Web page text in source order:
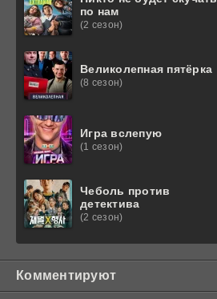
по нам
(2 сезон)
Великолепная пятёрка
(8 сезон)
Игра вслепую
(1 сезон)
Чеболь против
детектива
(2 сезон)
Комментируют